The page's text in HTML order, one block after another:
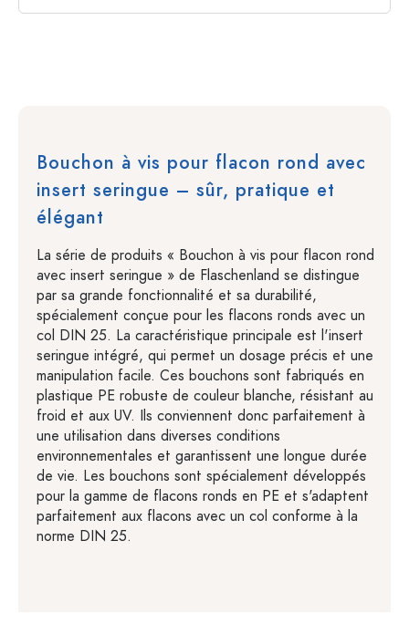
Bouchon à vis pour flacon rond avec
insert seringue – sûr, pratique et
élégant
La série de produits « Bouchon à vis pour flacon rond
avec insert seringue » de Flaschenland se distingue
par sa grande fonctionnalité et sa durabilité,
spécialement conçue pour les flacons ronds avec un
col DIN 25. La caractéristique principale est l'insert
seringue intégré, qui permet un dosage précis et une
manipulation facile. Ces bouchons sont fabriqués en
plastique PE robuste de couleur blanche, résistant au
froid et aux UV. Ils conviennent donc parfaitement à
une utilisation dans diverses conditions
environnementales et garantissent une longue durée
de vie. Les bouchons sont spécialement développés
pour la gamme de flacons ronds en PE et s'adaptent
parfaitement aux flacons avec un col conforme à la
norme DIN 25.